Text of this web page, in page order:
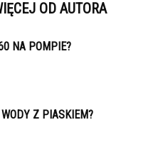
OD AUTORA
NA POMPIE?
Z PIASKIEM?